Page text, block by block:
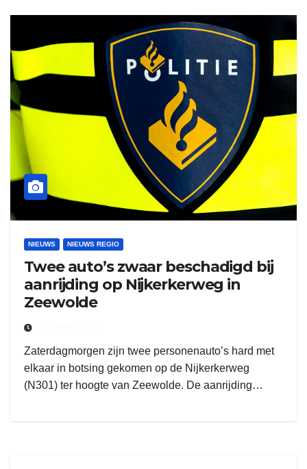
NIEUWS NIEUWS REGIO
Twee auto’s zwaar beschadigd bij
aanrijding op Nijkerkerweg in
Zeewolde
Zaterdagmorgen zijn twee personenauto’s hard met
elkaar in botsing gekomen op de Nijkerkerweg
(N301) ter hoogte van Zeewolde. De aanrijding…